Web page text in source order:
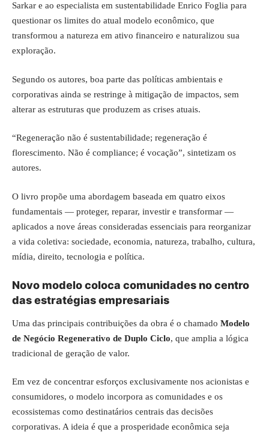
Sarkar e ao especialista em sustentabilidade Enrico Foglia para
questionar os limites do atual modelo econômico, que
transformou a natureza em ativo financeiro e naturalizou sua
exploração.
Segundo os autores, boa parte das políticas ambientais e
corporativas ainda se restringe à mitigação de impactos, sem
alterar as estruturas que produzem as crises atuais.
“Regeneração não é sustentabilidade; regeneração é
florescimento. Não é compliance; é vocação”, sintetizam os
autores.
O livro propõe uma abordagem baseada em quatro eixos
fundamentais — proteger, reparar, investir e transformar —
aplicados a nove áreas consideradas essenciais para reorganizar
a vida coletiva: sociedade, economia, natureza, trabalho, cultura,
mídia, direito, tecnologia e política.
Novo modelo coloca comunidades no centro
das estratégias empresariais
Uma das principais contribuições da obra é o chamado Modelo
de Negócio Regenerativo de Duplo Ciclo, que amplia a lógica
tradicional de geração de valor.
Em vez de concentrar esforços exclusivamente nos acionistas e
consumidores, o modelo incorpora as comunidades e os
ecossistemas como destinatários centrais das decisões
corporativas. A ideia é que a prosperidade econômica seja